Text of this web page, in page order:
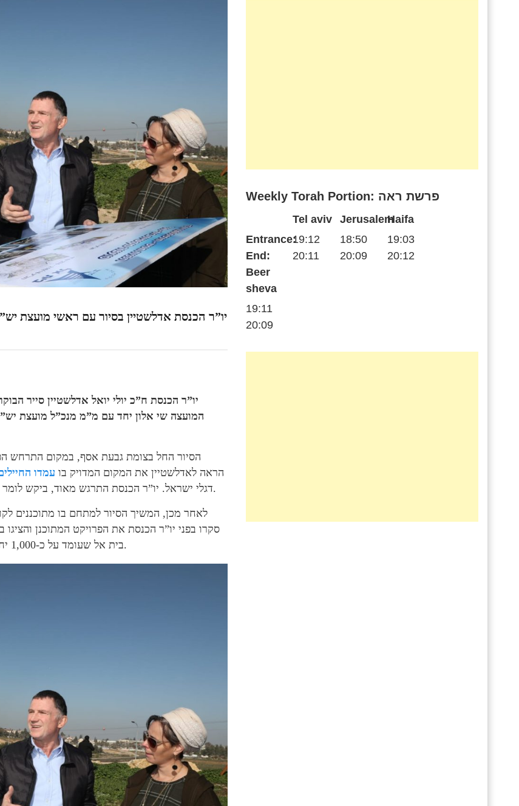
יו”ר הכנסת ח”כ יולי יואל אדלשטיין סייר
המועצה שי אלון יחד עם מ”מ מנכ”ל מועצת
הסיור החל בצומת גבעת אסף, במקום התרחש
הראה לאדלשטיין את המקום המדויק בו עמדו
דגלי ישראל. יו”ר הכנסת התרגש מאוד, ביקש לומר פרק תהילים לעילוי נשמתם ודרש בשלומה של הפצועה בפיגוע.
סקרו בפני יו”ר הכנסת את הפרויקט המתוכנן
בית אל שעומד על כ-1,000 יח”ד, כולל 350 יח”ד שמיועדות לקום על מבנה החטמ”ר הסמוך.
Weekly Torah Portion: פרשת ראה
Entrance:
End:
Tel aviv
19:12
20:11
Jerusalem
18:50
20:09
Haifa
19:03
20:12
Beer
sheva
19:11
20:09